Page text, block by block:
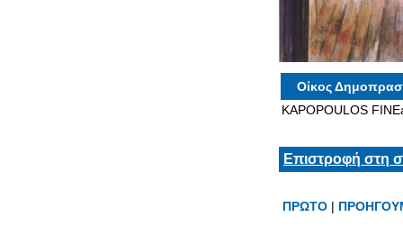
Οίκος
KAPOPOULOS
Επιστροφή στη
ΠΡΩΤΟ |